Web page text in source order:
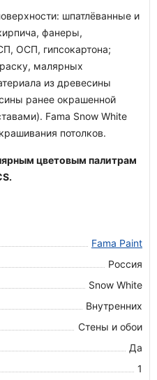
шпатлёванные и
фанеры,
ОСП, гипсокартона;
малярных
из древесины
ранее окрашенной
Fama Snow White
потолков.
цветовым палитрам
Fama Paint
Россия
Snow White
Внутренних
Стены и обои
Да
1